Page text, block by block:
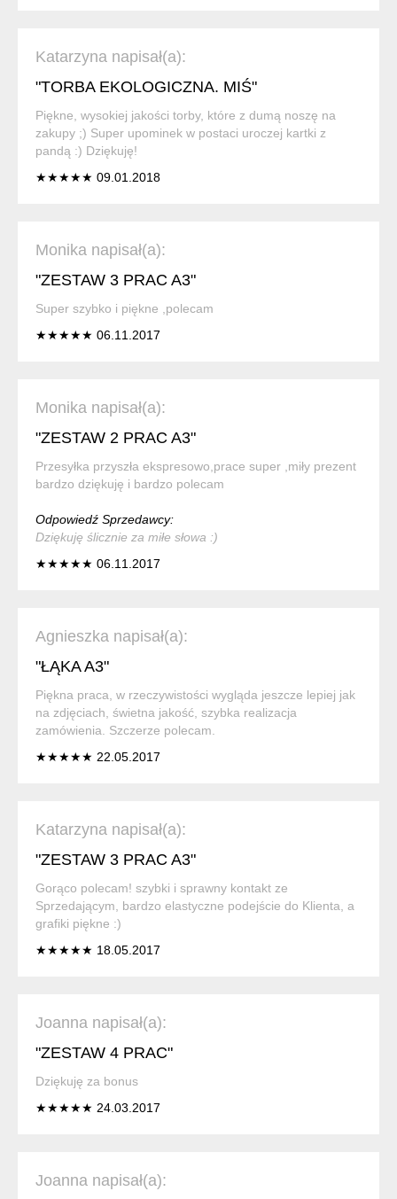
Katarzyna napisał(a):
"TORBA EKOLOGICZNA. MIŚ"
Piękne, wysokiej jakości torby, które z dumą noszę na
zakupy ;) Super upominek w postaci uroczej kartki z
pandą :) Dziękuję!
★★★★★ 09.01.2018
Monika napisał(a):
"ZESTAW 3 PRAC A3"
Super szybko i piękne ,polecam
★★★★★ 06.11.2017
Monika napisał(a):
"ZESTAW 2 PRAC A3"
Przesyłka przyszła ekspresowo,prace super ,miły prezent
bardzo dziękuję i bardzo polecam
Odpowiedź Sprzedawcy:
Dziękuję ślicznie za miłe słowa :)
★★★★★ 06.11.2017
Agnieszka napisał(a):
"ŁĄKA A3"
Piękna praca, w rzeczywistości wygląda jeszcze lepiej jak
na zdjęciach, świetna jakość, szybka realizacja
zamówienia. Szczerze polecam.
★★★★★ 22.05.2017
Katarzyna napisał(a):
"ZESTAW 3 PRAC A3"
Gorąco polecam! szybki i sprawny kontakt ze
Sprzedającym, bardzo elastyczne podejście do Klienta, a
grafiki piękne :)
★★★★★ 18.05.2017
Joanna napisał(a):
"ZESTAW 4 PRAC"
Dziękuję za bonus
★★★★★ 24.03.2017
Joanna napisał(a):